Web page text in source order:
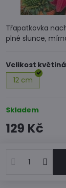
Třapatkovka
plné slunce,
Velikost
12 cm
Skladem
129 Kč